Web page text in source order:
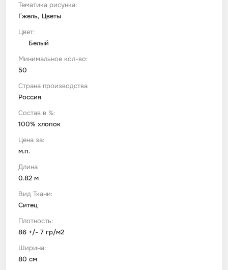
Тематика рисунка:
Гжель, Цветы
Цвет:
Белый
Минимальное кол-во:
50
Страна производства
Россия
Состав в %:
100% хлопок
Цена за:
м.п.
Длина
0.82 м
Вид Ткани:
Ситец
Плотность:
86 +/- 7 гр/м2
Ширина:
80 см
Ситец
Фланель
Штапель
Техника / транспорт